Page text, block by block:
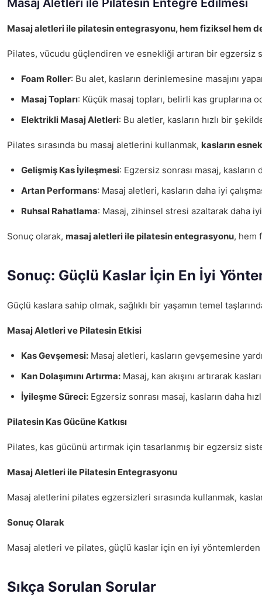
Masaj Aletleri ile Pilatesin Entegre Edilmesi
Masaj aletleri ile pilatesin entegrasyonu, hem fiziksel hem
Pilates, vücudu güçlendiren ve esnekliği artıran bir egzersiz
Foam Roller: Bu alet, kasların derinlemesine masajını
Masaj Topları: Küçük masaj topları, belirli kas gruplarına
Elektrikli Masaj Aletleri: Bu aletler, kasların hızlı bir
Pilates sırasında bu masaj aletlerini kullanmak, kasların
Gelişmiş Kas İyileşmesi: Egzersiz sonrası masaj, kasların
Artan Performans: Masaj aletleri, kasların daha iyi
Ruhsal Rahatlama: Masaj, zihinsel stresi azaltarak daha
Sonuç olarak, masaj aletleri ile pilatesin entegrasyonu, hem
Sonuç: Güçlü Kaslar İçin En İyi
Güçlü kaslara sahip olmak, sağlıklı bir yaşamın temel
Masaj Aletleri ve Pilatesin Etkisi
Kas Gevşemesi: Masaj aletleri, kasların gevşemesine
Kan Dolaşımını Artırma: Masaj, kan akışını artırarak
İyileşme Süreci: Egzersiz sonrası masaj, kasların daha
Pilatesin Kas Gücüne Katkısı
Pilates, kas gücünü artırmak için tasarlanmış bir egzersiz
Masaj Aletleri ile Pilatesin Entegrasyonu
Masaj aletlerini pilates egzersizleri sırasında kullanmak,
Sonuç Olarak
Masaj aletleri ve pilates, güçlü kaslar için en iyi yöntemlerden
Sıkça Sorulan Sorular